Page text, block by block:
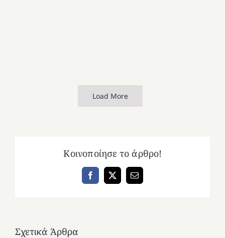
Load More
Κοινοποίησε το άρθρο!
Facebook
X Email
Σχετικά Άρθρα